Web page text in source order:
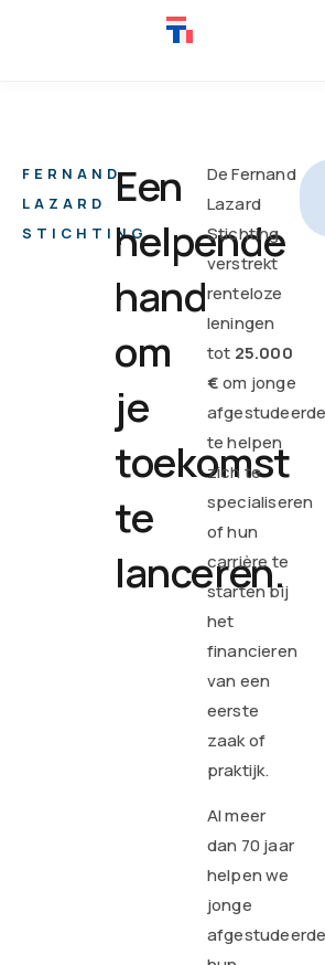
FERNAND
LAZARD
STICHTING
Een
helpende
hand
om
je
toekomst
te
lanceren.
De Fernand
Lazard
Stichting
verstrekt
renteloze
leningen
tot 25.000
€om jonge
te helpen
zich te
specialiseren
of hun
carrière te
starten bij
het
financieren
van een
eerste
zaak of
praktijk.
Al meer
dan 70 jaar
helpen we
jonge